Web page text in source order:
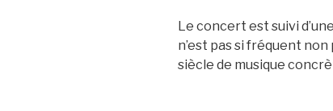
Le concert est suivi
n’est pas si fréquent
siècle de musique